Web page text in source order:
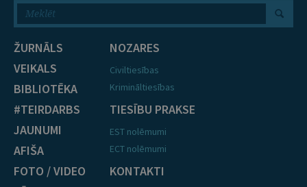
ŽURNĀLS
VEIKALS
BIBLIOTĒKA
#TEIRDARBS
JAUNUMI
AFIŠA
FOTO / VIDEO
NOZARES
Civiltiesības
Krimināltiesības
TIESĪBU PRAKSE
EST nolēmumi
ECT nolēmumi
KONTAKTI